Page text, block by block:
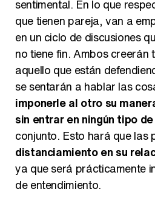
sentimental. En lo que
que tienen pareja, van a
en un ciclo de discusiones
no tiene fin. Ambos creerán
aquello que están
se sentarán a hablar las
imponerle al otro su
sin entrar en ningún tipo
conjunto. Esto hará que las
distanciamiento en su
ya que será prácticamente
de entendimiento.